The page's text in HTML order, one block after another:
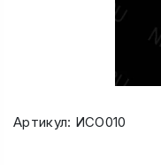
Артикул: ИСО010